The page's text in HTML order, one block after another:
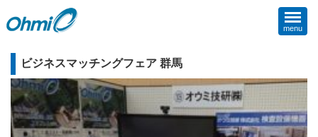
menu
ビジネスマッチングフェア 群馬